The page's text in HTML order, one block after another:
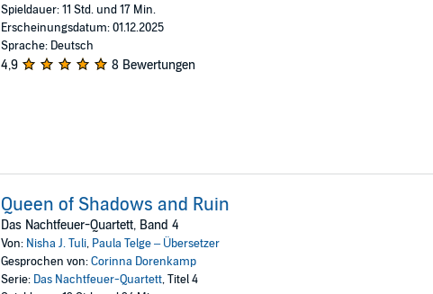
Spieldauer: 11 Std. und 17 Min.
Erscheinungsdatum: 01.12.2025
Sprache: Deutsch
4,9 8 Bewertungen
Queen of Shadows and Ruin
Das Nachtfeuer-Quartett, Band 4
Von: Nisha J. Tuli, Paula Telge – Übersetzer
Gesprochen von:Corinna Dorenkamp
Serie: Das Nachtfeuer-Quartett, Titel 4